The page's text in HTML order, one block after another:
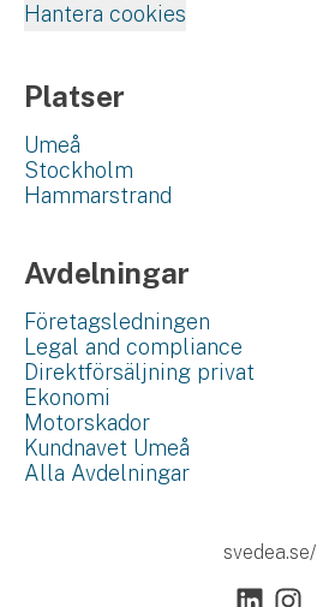
Hantera cookies
Platser
Umeå
Stockholm
Hammarstrand
Avdelningar
Företagsledningen
Legal and compliance
Direktförsäljning privat
Ekonomi
Motorskador
Kundnavet Umeå
Alla Avdelningar
svedea.se/